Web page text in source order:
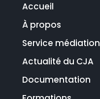
Accueil
À propos
Service médiation
Actualité du CJA
Documentation